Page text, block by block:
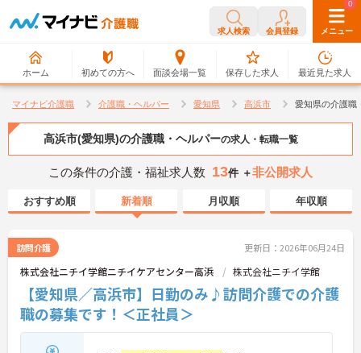
求人検索 会員登録 メニュー
ホーム 初めての方へ 面談会場一覧
0
保存した求人
0
最近見た求人
マイナビ介護職 介護職・ヘルパー 愛知県 高浜市 愛知県の介護職
高浜市(愛知県)の介護職・ヘルパーの求人・転職一覧
この条件の介護・福祉求人数 13件 ＋非公開求人
おすすめ順 新着順 月収順 年収順
訪問介護 更新日：2026年06月24日
株式会社ニチイ学館ニチイケアセンター高浜 株式会社ニチイ学館
【愛知県／高浜市】日勤のみ♪訪問介護での介護
職の募集です！＜正社員＞